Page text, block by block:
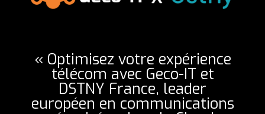
« Optimisez votre expérience
télécom avec Geco-IT et
DSTNY France, leader
européen en communications